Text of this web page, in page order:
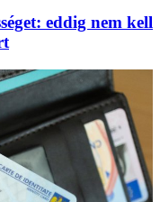
eddig nem kell